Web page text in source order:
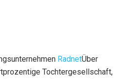
RadnetÜber
Tochtergesellschaft,